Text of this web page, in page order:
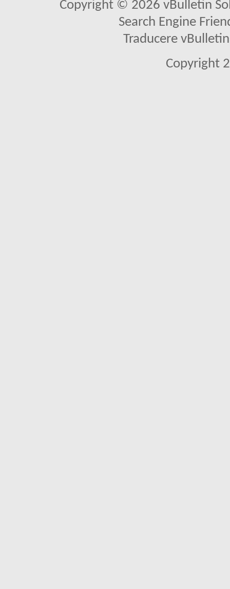
Copyright © 2026 vBulletin
Search Engine
Traducere
Copyright